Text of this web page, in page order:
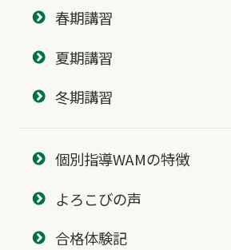
春期講習
夏期講習
冬期講習
個別指導WAMの特徴
よろこびの声
合格体験記